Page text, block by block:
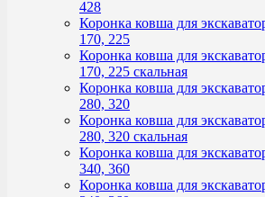
428
Коронка ковша для
170, 225
Коронка ковша для
170, 225 скальная
Коронка ковша для
280, 320
Коронка ковша для
280, 320 скальная
Коронка ковша для
340, 360
Коронка ковша для